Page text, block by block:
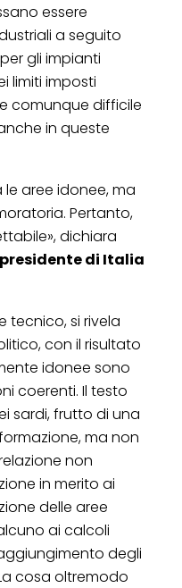
essere
a seguito
gli impianti
limiti imposti
comunque difficile
in queste
le aree idonee, ma
Pertanto,
dichiara
di Italia
tecnico, si rivela
con il risultato
idonee sono
coerenti. Il testo
sardi, frutto di una
ma non
non
in merito ai
delle aree
ai calcoli
degli
cosa oltremodo